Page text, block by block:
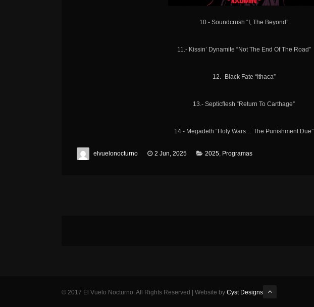
10.- Soundcrush “I, The Beyond”
11.- Kissin’ Dynamite “Not The End Of The Road”
12.- Black Fate “Ithaca”
13.- Septicflesh “Return To Carthage”
14.- Megadeth “Holy Wars… The Punishment Due”
elvuelonocturno 2 Jun, 2025 2025, Programas
© 2017 El Vuelo Nocturno. All Rights Reserved | Website by Cyst Designs